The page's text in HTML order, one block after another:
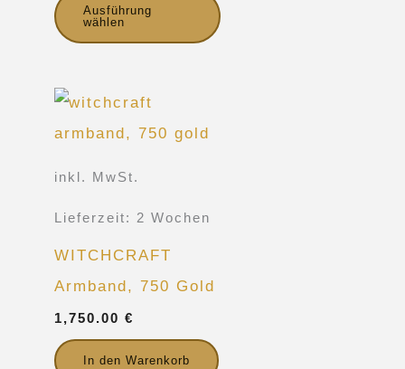
Ausführung
wählen
gewählt
inkl. MwSt.
Lieferzeit: 2 Wochen
WITCHCRAFT
Armband, 750 Gold
1,750.00 €
In den Warenkorb